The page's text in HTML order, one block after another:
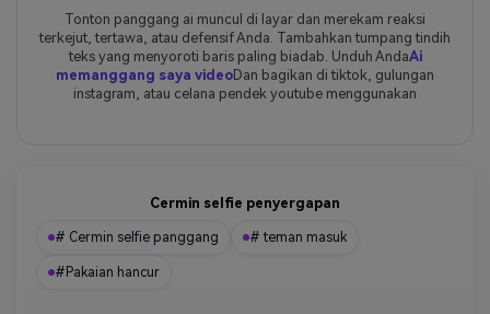
Tonton panggang ai muncul di layar dan merekam reaksi
terkejut, tertawa, atau defensif Anda. Tambahkan tumpang tindih
teks yang menyoroti baris paling biadab. Unduh AndaAi
memanggang saya videoDan bagikan di tiktok, gulungan
instagram, atau celana pendek youtube menggunakan
Cermin selfie penyergapan
# Cermin selfie panggang # teman masuk
#Pakaian hancur